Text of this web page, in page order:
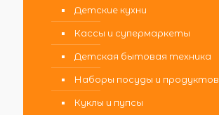
Детские кухни
Кассы и супермаркеты
Детская бытовая техника
Наборы посуды и продуктов
Куклы и пупсы